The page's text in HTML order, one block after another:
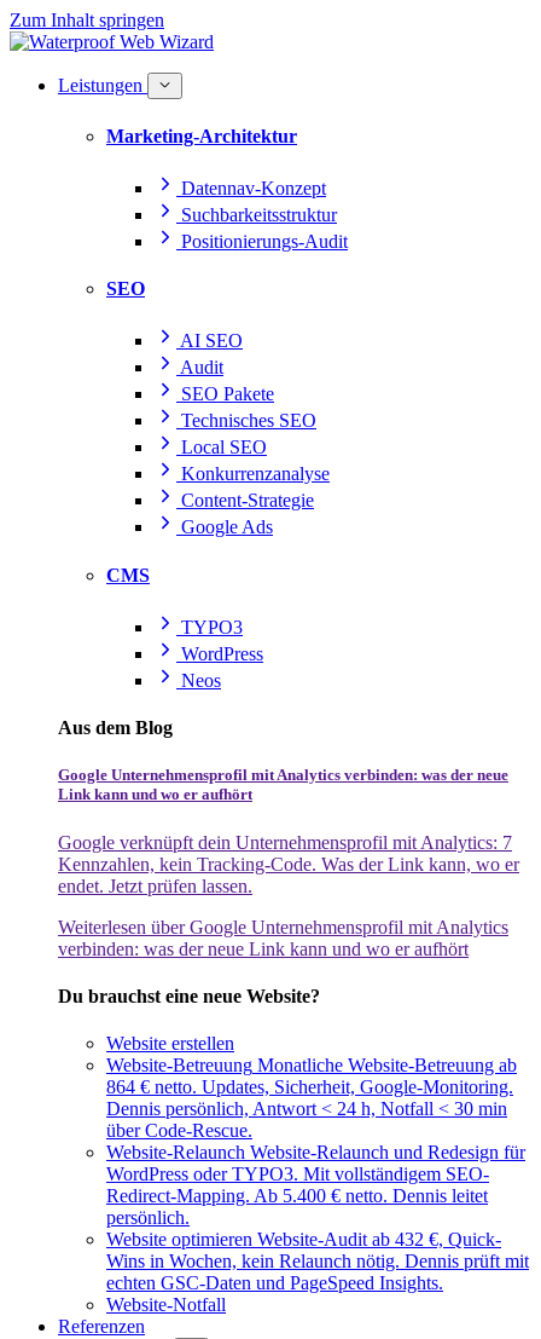
Zum Inhalt springen
Leistungen
Marketing-Architektur
Datennav-Konzept
Suchbarkeitsstruktur
Positionierungs-Audit
SEO
AI SEO
Audit
SEO Pakete
Technisches SEO
Local SEO
Konkurrenzanalyse
Content-Strategie
Google Ads
CMS
TYPO3
WordPress
Neos
Aus dem Blog
Google Unternehmensprofil mit Analytics verbinden: was der neue
Link kann und wo er aufhört
Google verknüpft dein Unternehmensprofil mit Analytics: 7
Kennzahlen, kein Tracking-Code. Was der Link kann, wo er
endet. Jetzt prüfen lassen.
Weiterlesen über Google Unternehmensprofil mit Analytics
verbinden: was der neue Link kann und wo er aufhört
Du brauchst eine neue Website?
Website erstellen
Website-Betreuung Monatliche Website-Betreuung ab
864 € netto. Updates, Sicherheit, Google-Monitoring.
Dennis persönlich, Antwort < 24 h, Notfall < 30 min
über Code-Rescue.
Website-Relaunch Website-Relaunch und Redesign für
WordPress oder TYPO3. Mit vollständigem SEO-
Redirect-Mapping. Ab 5.400 € netto. Dennis leitet
persönlich.
Website optimieren Website-Audit ab 432 €, Quick-
Wins in Wochen, kein Relaunch nötig. Dennis prüft mit
echten GSC-Daten und PageSpeed Insights.
Website-Notfall
Referenzen